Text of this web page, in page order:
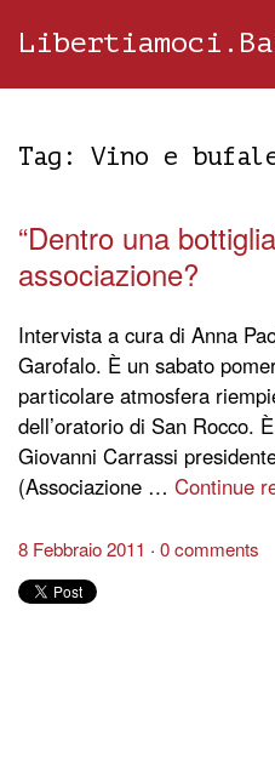
Tag: Vino e
“Dentro una
associazione?
Intervista a cura di Anna
Garofalo. È un sabato
particolare atmosfera
dell’oratorio di San Rocco.
Giovanni Carrassi
(Associazione … Continue
8 Febbraio 2011 0 comments